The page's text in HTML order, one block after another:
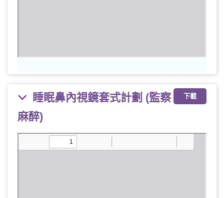
下載
睡眠鼻內視鏡套式計劃 (監察
麻醉)